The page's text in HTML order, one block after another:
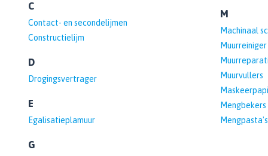
C
Contact- en secondelijmen
Constructielijm
D
Drogingsvertrager
E
Egalisatieplamuur
G
M
Machinaal
Muurreiniger
Muurvullers
Mengbekers
Mengpasta's